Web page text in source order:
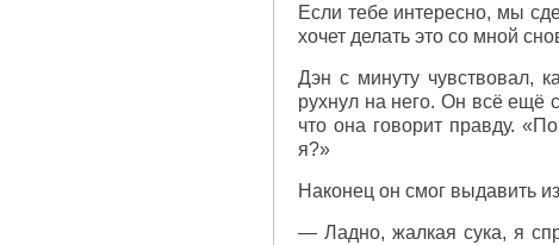
Если тебе интересно, мы
хочет делать это со мной
Дэн с минуту чувствовал,
рухнул на него. Он всё ещё
что она говорит правду.
я?»
Наконец он смог выдавить
— Ладно, жалкая сука, я